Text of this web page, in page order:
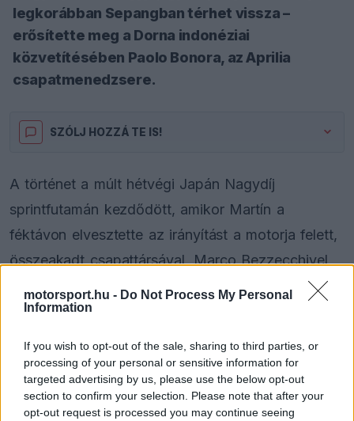
motorsport.hu - Do Not Process My Personal
Information
If you wish to opt-out of the sale, sharing to third parties, or
processing of your personal or sensitive information for
targeted advertising by us, please use the below opt-out
section to confirm your selection. Please note that after your
opt-out request is processed you may continue seeing
legkorábban Sepangban térhet vissza –
erősítette meg a Dorna indonéziai
közvetítésében Paolo Bonora, az Aprilia
csapatmenedzsere.
SZÓLJ HOZZÁ TE IS!
A történet a múlt hétvégi Japán Nagydíj
sprintfutamán kezdődött, amikor Martín a
féktávon elvesztette az irányítást a motorja felett,
összeakadt csapattársával, Marco Bezzecchivel,
és kulcscsonttörést szenvedett. A motegi program
hátralévő részét kihagyta, majd Spanyolországban
felépülésre koncentrál.
Bonora pénteken így fogalmazott: „A műtét